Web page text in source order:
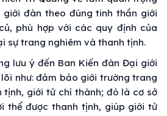
đàn theo đúng tinh thần giới
phù hợp với các quy định của
sự trang nghiêm và thanh tịnh.
lưu ý đến Ban Kiến đàn Đại giới
như: đảm bảo giới trường trang
tịnh, giới tử chí thành; đó là cơ sở
thể được thanh tịnh, giúp giới tử